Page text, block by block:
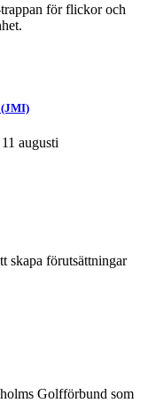
för flickor och
augusti
skapa förutsättningar
Golfförbund som